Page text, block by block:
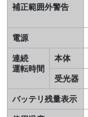
補正範囲外警告
電源
連続
運転時間
本体
受光器
バッテリ残量表示